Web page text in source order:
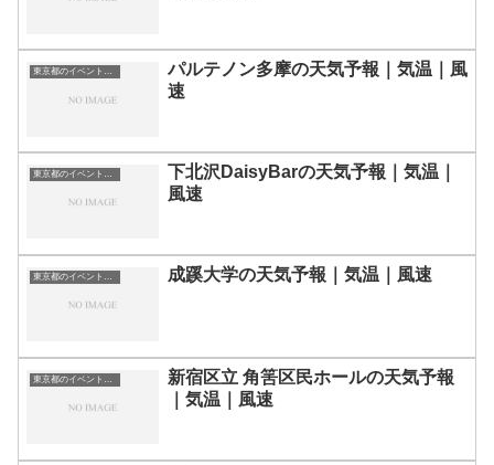
東京都のイベント会場一覧
パルテノン多摩の天気予報｜気温｜風
速
東京都のイベント会場一覧
下北沢DaisyBarの天気予報｜気温｜
風速
成蹊大学の天気予報｜気温｜風速
新宿区立 角筈区民ホールの天気予報
｜気温｜風速